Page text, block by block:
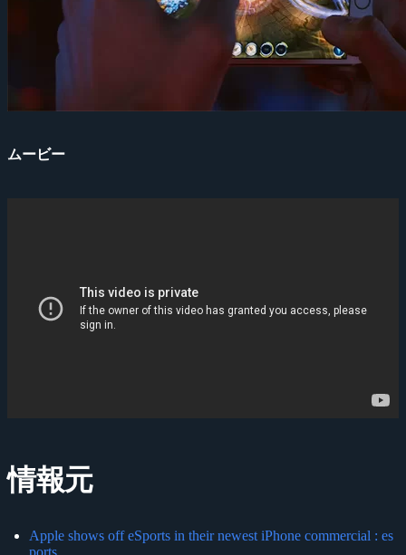
ムービー
情報元
Apple shows off eSports in their newest iPhone commercial : es
ports